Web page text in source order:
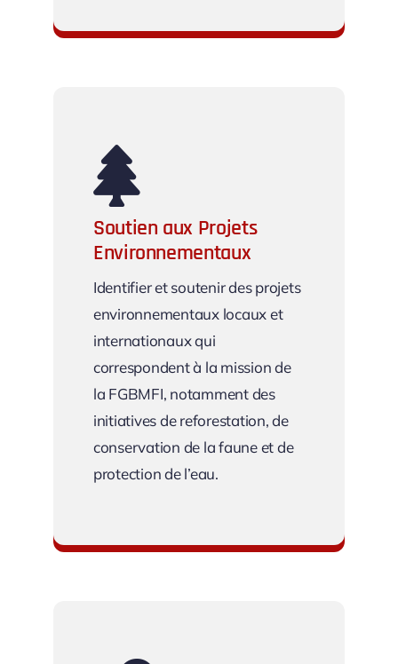
Soutien aux Projets
Environnementaux
Identifier et soutenir des projets
environnementaux locaux et
internationaux qui
correspondent à la mission de
la FGBMFI, notamment des
initiatives de reforestation, de
conservation de la faune et de
protection de l’eau.